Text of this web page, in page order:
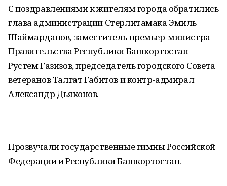
С поздравлениями к жителям города обратились
глава администрации Стерлитамака Эмиль
Шаймарданов, заместитель премьер-министра
Правительства Республики Башкортостан
Рустем Газизов, председатель городского Совета
ветеранов Талгат Габитов и контр-адмирал
Александр Дьяконов.
Прозвучали государственные гимны Российской
Федерации и Республики Башкортостан.